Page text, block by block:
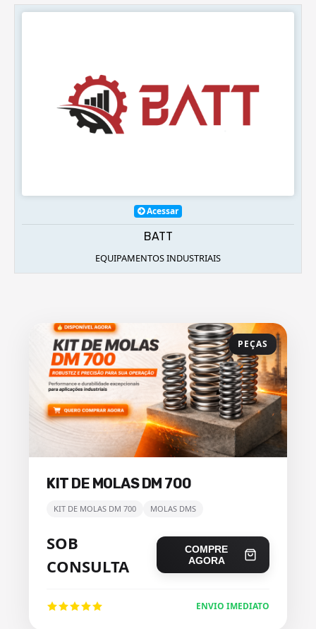
EQUIPAMENTOS INDUSTRIAIS
PEÇAS
KIT DE MOLAS DM 700
KIT DE MOLAS DM 700 MOLAS DMS
SOB
CONSULTA
COMPRE
AGORA
ENVIO IMEDIATO